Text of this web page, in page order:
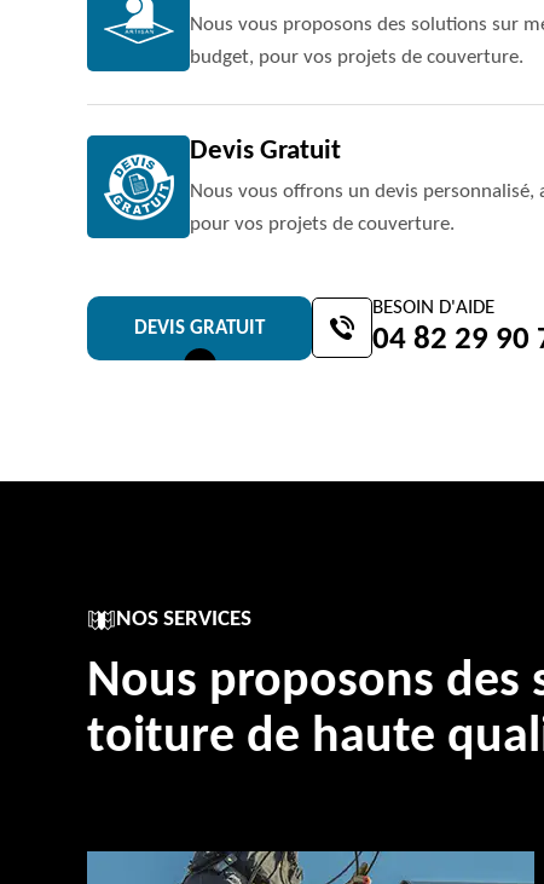
Nous vous proposons des solutions sur
budget, pour vos projets de couverture.
Devis Gratuit
Nous vous offrons un devis personnalisé,
pour vos projets de couverture.
DEVIS GRATUIT
BESOIN D'AIDE
04 82 29 90
NOS SERVICES
Nous proposons des
toiture de haute